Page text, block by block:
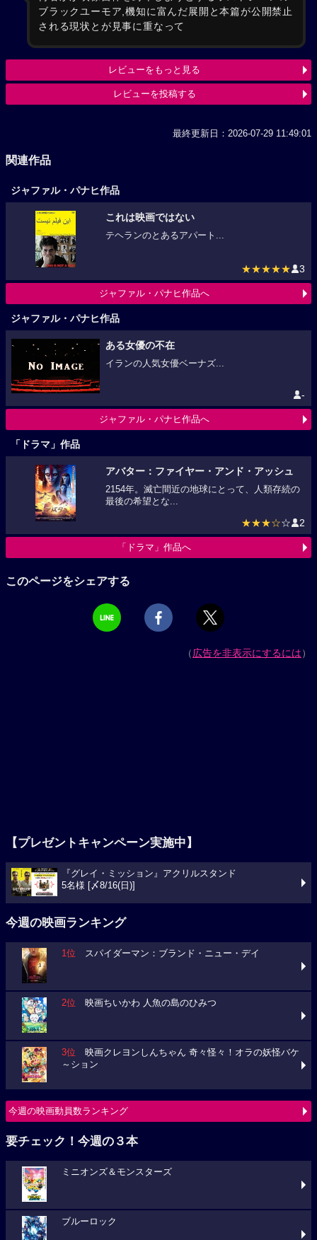
ブラックユーモア,機知に富んだ展開と本篇が公開禁止
される現状とが見事に重なって
レビューをもっと見る
レビューを投稿する
最終更新日：2026-07-29 11:49:01
関連作品
ジャファル・パナヒ作品
これは映画ではない
テヘランのとあるアパート...
★★★★★ 3
ジャファル・パナヒ作品へ
ジャファル・パナヒ作品
ある女優の不在
イランの人気女優ベーナズ...
-
ジャファル・パナヒ作品へ
「ドラマ」作品
アバター：ファイヤー・アンド・アッシュ
2154年。滅亡間近の地球にとって、人類存続の
最後の希望とな...
★★★☆☆ 2
「ドラマ」作品へ
このページをシェアする
（広告を非表示にするには）
【プレゼントキャンペーン実施中】
『グレイ・ミッション』アクリルスタンド
5名様 [〆8/16(日)]
今週の映画ランキング
1位 スパイダーマン：ブランド・ニュー・デイ
2位 映画ちいかわ 人魚の島のひみつ
3位 映画クレヨンしんちゃん 奇々怪々！オラの妖怪バケ
～ション
今週の映画動員数ランキング
要チェック！今週の３本
ミニオンズ＆モンスターズ
ブルーロック